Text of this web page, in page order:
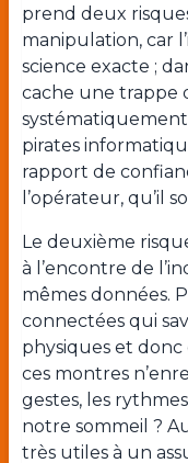
prend deux
manipulation, car
science exacte ;
cache une trappe
pirates
rapport de
l’opérateur, qu’il
Le deuxième
à l’encontre de
mêmes données.
connectées qui
physiques et donc
ces montres
gestes, les
notre sommeil ?
très utiles à un